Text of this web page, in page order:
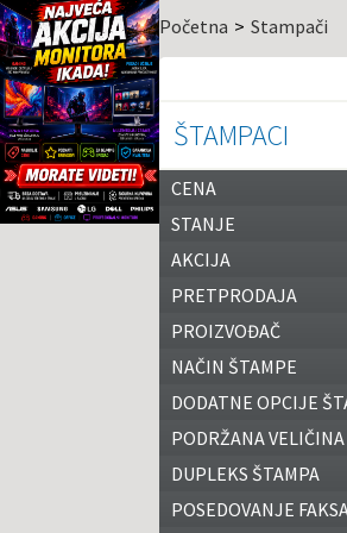
Početna Stampači
ŠTAMPACI
CENA
STANJE
AKCIJA
PRETPRODAJA
PROIZVOĐAČ
NAČIN ŠTAMPE
DODATNE OPCIJE
PODRŽANA
DUPLEKS ŠTAMPA
POSEDOVANJE